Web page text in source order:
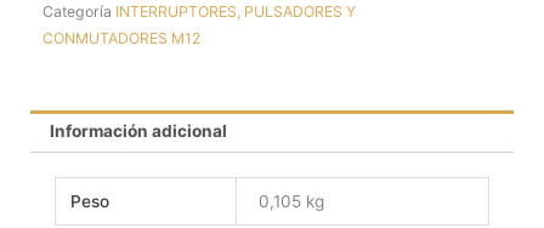
Categoría INTERRUPTORES, PULSADORES Y
CONMUTADORES M12
Información adicional
Peso 0,105 kg